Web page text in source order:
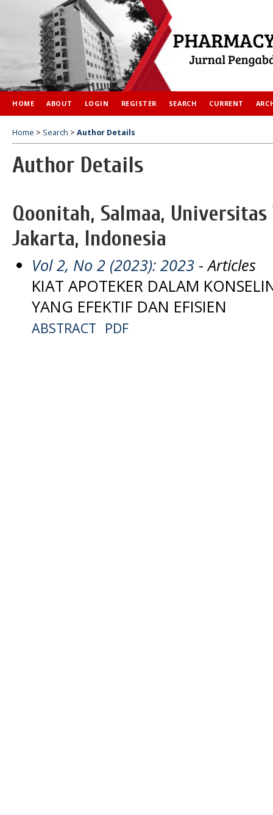
HOME ABOUT LOGIN REGISTER SEARCH CURRENT
Home > Search > Author Details
Author Details
Qoonitah, Salmaa, Universitas
Jakarta, Indonesia
Vol 2, No 2 (2023): 2023- Articles
KIAT APOTEKER DALAM
YANG EFEKTIF DAN EFISIEN
ABSTRACT PDF